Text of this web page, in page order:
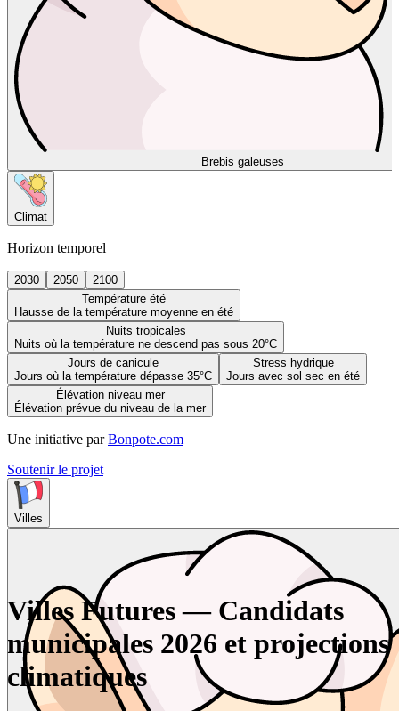
Brebis galeuses
Climat
Horizon temporel
2030 2050
2100
Température été
Hausse de la température moyenne en été
Nuits tropicales
Nuits où la température ne descend pas sous 20°C
Jours de canicule
Jours où la température dépasse 35°C
Stress hydrique
Jours avec sol sec en été
Élévation niveau mer
Élévation prévue du niveau de la mer
Une initiative par Bonpote.com
Soutenir le projet
Villes
Villes Futures — Candidats
municipales 2026 et projections
climatiques